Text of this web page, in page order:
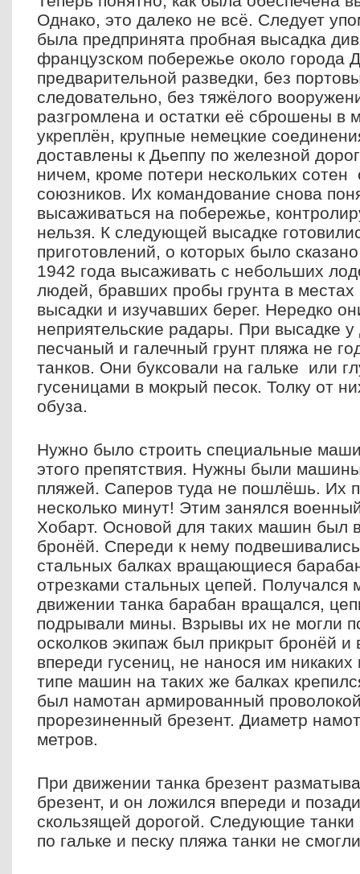
Однако, это далеко не всё. Следует
была предпринята пробная высадка
французском побережье около города
предварительной разведки, без
следовательно, без тяжёлого
разгромлена и остатки её сброшены в
укреплён, крупные немецкие
доставлены к Дьеппу по железной
ничем, кроме потери нескольких
союзников. Их командование снова
высаживаться на побережье,
нельзя. К следующей высадке
приготовлений, о которых было
1942 года высаживать с небольших
людей, бравших пробы грунта в местах
высадки и изучавших берег. Нередко
неприятельские радары. При высадке
песчаный и галечный грунт пляжа не
танков. Они буксовали на гальке или
гусеницами в мокрый песок. Толку от
обуза.
Нужно было строить специальные
этого препятствия. Нужны были
пляжей. Саперов туда не пошлёшь. Их
несколько минут! Этим занялся
Хобарт. Основой для таких машин был
бронёй. Спереди к нему
стальных балках вращающиеся
отрезками стальных цепей.
движении танка барабан вращался,
подрывали мины. Взрывы их не могли
осколков экипаж был прикрыт бронёй
впереди гусениц, не нанося им
типе машин на таких же балках
был намотан армированный
прорезиненный брезент. Диаметр
метров.
При движении танка брезент
брезент, и он ложился впереди и
скользящей дорогой. Следующие
по гальке и песку пляжа танки не